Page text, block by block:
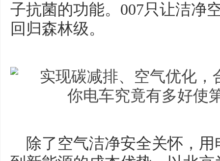
子抗菌的功能。007只让洁净
回归森林级。
除了空气洁净安全关怀，